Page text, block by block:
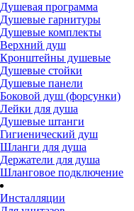
Душевая программа
Душевые гарнитуры
Душевые комплекты
Верхний душ
Кронштейны душевые
Душевые стойки
Душевые панели
Боковой душ (форсунки)
Лейки для душа
Душевые штанги
Гигиенический душ
Шланги для душа
Держатели для душа
Шланговое подключение
Инсталляции